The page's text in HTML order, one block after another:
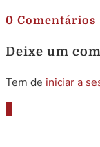
0 Comentários
Deixe um
Tem de iniciar a